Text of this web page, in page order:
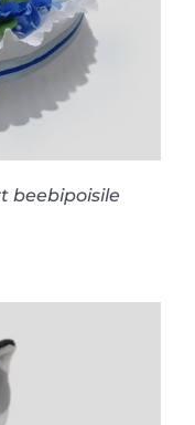
TOODET
beebipoisile